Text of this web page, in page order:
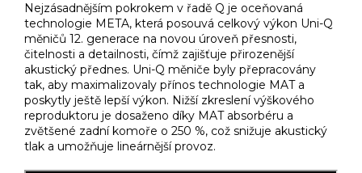
Nejzásadnějším pokrokem v řadě Q je oceňovaná
technologie META, která posouvá celkový výkon Uni-Q
měničů 12. generace na novou úroveň přesnosti,
čitelnosti a detailnosti, čímž zajišťuje přirozenější
akustický přednes. Uni-Q měniče byly přepracovány
tak, aby maximalizovaly přínos technologie MAT a
poskytly ještě lepší výkon. Nižší zkreslení výškového
reproduktoru je dosaženo díky MAT absorbéru a
zvětšené zadní komoře o 250 %, což snižuje akustický
tlak a umožňuje lineárnější provoz.